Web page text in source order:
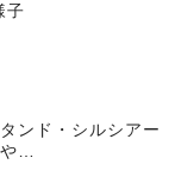
子
ンド・シルシアー
や…